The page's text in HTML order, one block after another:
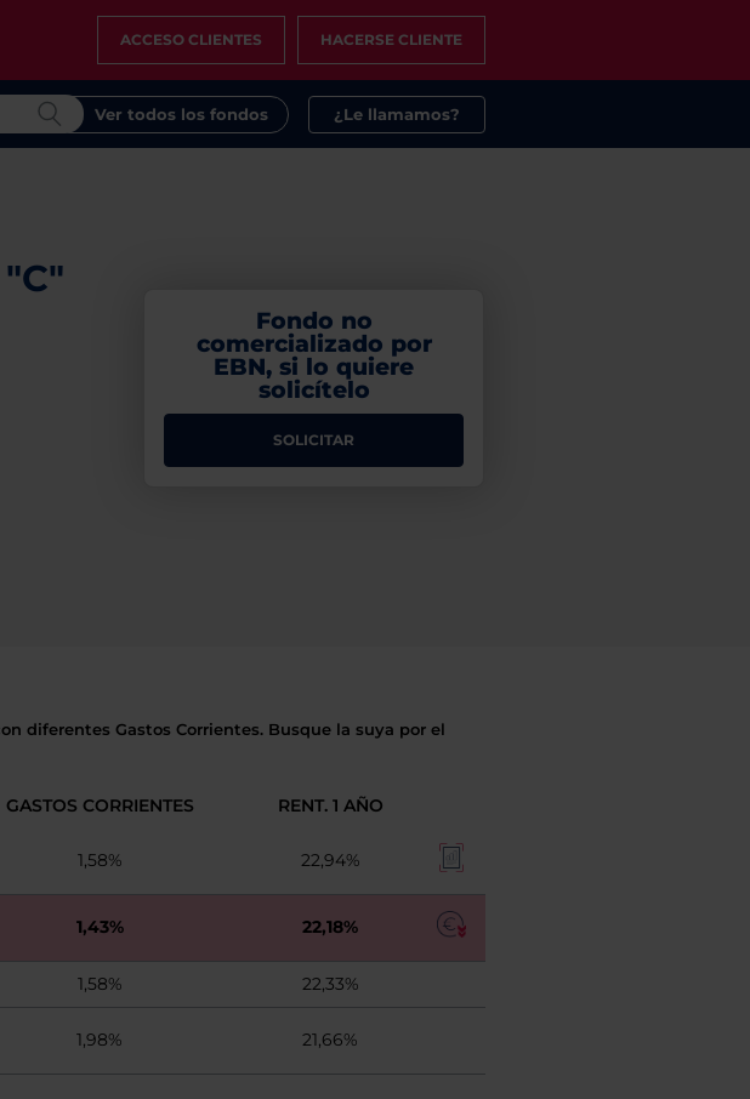
ACCESO CLIENTES HACERSE CLIENTE
Ver todos los fondos ¿Le llamamos?
Fondo no
comercializado por
EBN, si lo quiere
solicítelo
SOLICITAR
diferentes Gastos Corrientes. Busque la suya por el
GASTOS CORRIENTES RENT. 1 AÑO
1,58% 22,94%
1,43% 22,18%
1,58% 22,33%
1,98% 21,66%